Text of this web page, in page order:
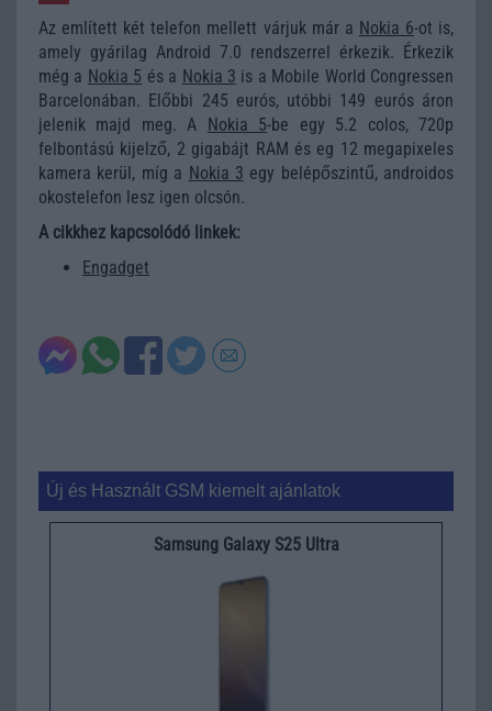
Az említett két telefon mellett várjuk már a Nokia 6-ot is,
amely gyárilag Android 7.0 rendszerrel érkezik. Érkezik
még a Nokia 5 és a Nokia 3 is a Mobile World Congressen
Barcelonában. Előbbi 245 eurós, utóbbi 149 eurós áron
jelenik majd meg. A Nokia 5-be egy 5.2 colos, 720p
felbontású kijelző, 2 gigabájt RAM és eg 12 megapixeles
kamera kerül, míg a Nokia 3 egy belépőszintű, androidos
okostelefon lesz igen olcsón.
A cikkhez kapcsolódó linkek:
Engadget
Új és Használt GSM kiemelt ajánlatok
Samsung Galaxy S25 Ultra